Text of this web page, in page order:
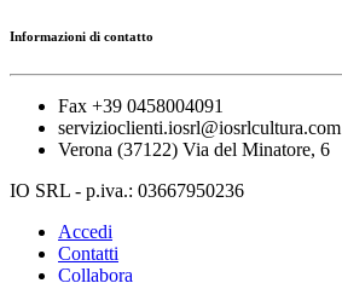
Informazioni di contatto
Fax +39 0458004091
servizioclienti.iosrl@iosrlcultura.com
Verona (37122) Via del Minatore, 6
IO SRL - p.iva.: 03667950236
Accedi
Contatti
Collabora